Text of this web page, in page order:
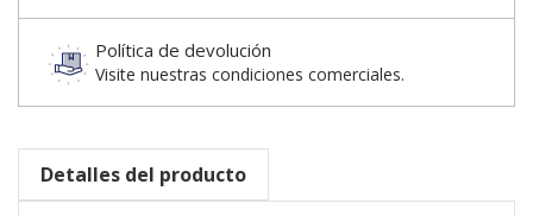
Política de devolución
Visite nuestras condiciones comerciales.
Detalles del producto